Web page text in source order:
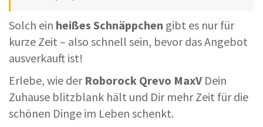
Solch ein heißes Schnäppchen gibt es nur für
kurze Zeit – also schnell sein, bevor das Angebot
ausverkauft ist!
Erlebe, wie der Roborock Qrevo MaxV Dein
Zuhause blitzblank hält und Dir mehr Zeit für die
schönen Dinge im Leben schenkt.